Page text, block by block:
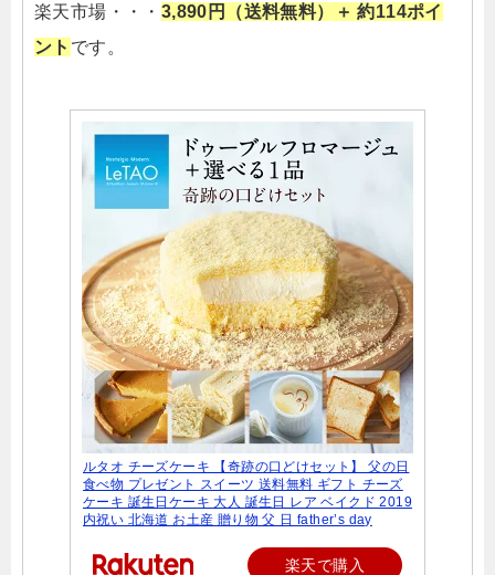
楽天市場・・・ 3,890円（送料無料）＋ 約114ポイ
ント です。
ルタオ チーズケーキ 【奇跡の口どけセット】 父の日
食べ物 プレゼント スイーツ 送料無料 ギフト チーズ
ケーキ 誕生日ケーキ 大人 誕生日 レア ベイクド 2019
内祝い 北海道 お土産 贈り物 父 日 father’s day
楽天で購入